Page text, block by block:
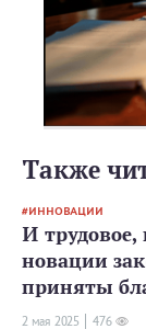
Также
ИННОВАЦИИ
И трудовое,
новации
приняты
2 мая 2025 476